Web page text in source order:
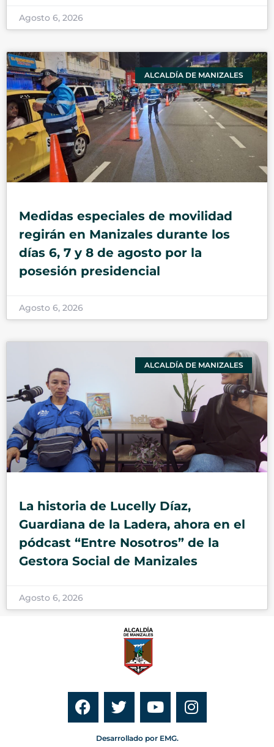
Agosto 6, 2026
ALCALDÍA DE MANIZALES
Medidas especiales de movilidad
regirán en Manizales durante los
días 6, 7 y 8 de agosto por la
posesión presidencial
Agosto 6, 2026
ALCALDÍA DE MANIZALES
La historia de Lucelly Díaz,
Guardiana de la Ladera, ahora en el
pódcast “Entre Nosotros” de la
Gestora Social de Manizales
Agosto 6, 2026
Desarrollado por EMG.